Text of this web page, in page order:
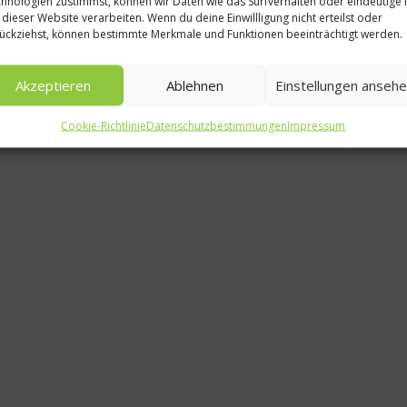
dieser Website verarbeiten. Wenn du deine Einwillligung nicht erteilst oder
können bestimmte Merkmale und Funktionen beeinträchtigt werden.
Akzeptieren Ablehnen Einstellungen
Cookie-RichtlinieDatenschutzbestimmungenImpressum
News
Die Zahl der